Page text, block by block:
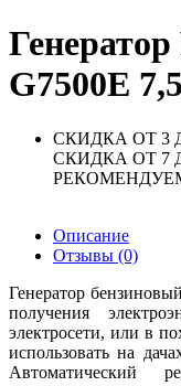
G7500E
СКИДКА ОТ 3
СКИДКА ОТ 7
Описание
Отзывы (0)
Генератор
получения
электросети, или в
использовать на
Автоматический